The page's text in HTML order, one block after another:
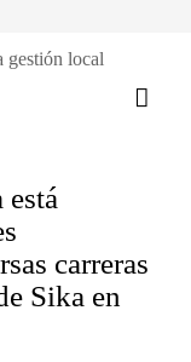
gestión local
carreras
Sika en